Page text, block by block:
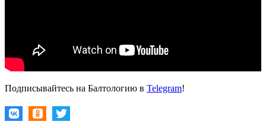
Подписывайтесь на Балтологию в Telegram!